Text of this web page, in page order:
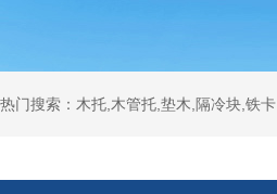
热门搜索：木托,木管托,垫木,隔冷块,铁卡